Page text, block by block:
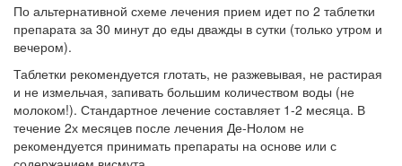
По альтернативной схеме лечения прием идет по 2 таблетки
препарата за 30 минут до еды дважды в сутки (только утром и
вечером).
Таблетки рекомендуется глотать, не разжевывая, не растирая
и не измельчая, запивать большим количеством воды (не
молоком!). Стандартное лечение составляет 1-2 месяца. В
течение 2х месяцев после лечения Де-Нолом не
рекомендуется принимать препараты на основе или с